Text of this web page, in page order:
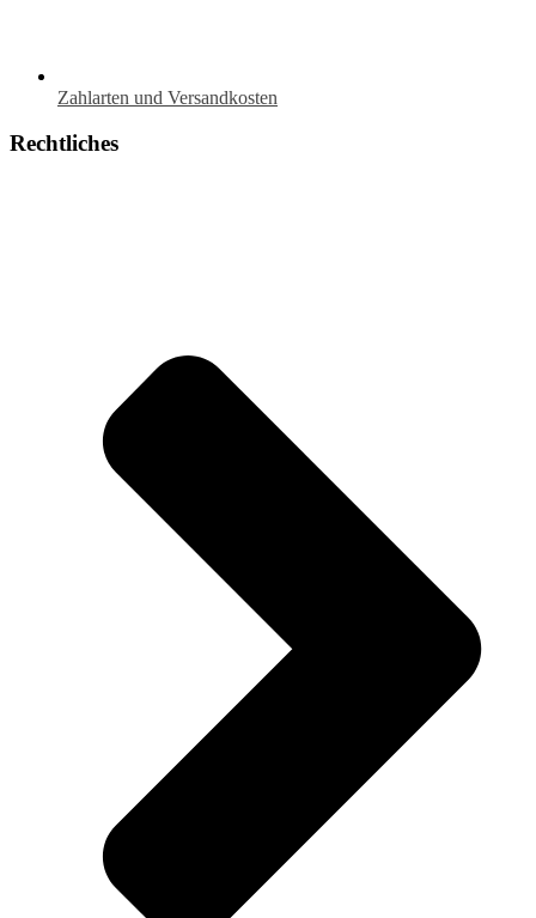
Zahlarten und Versandkosten
Rechtliches